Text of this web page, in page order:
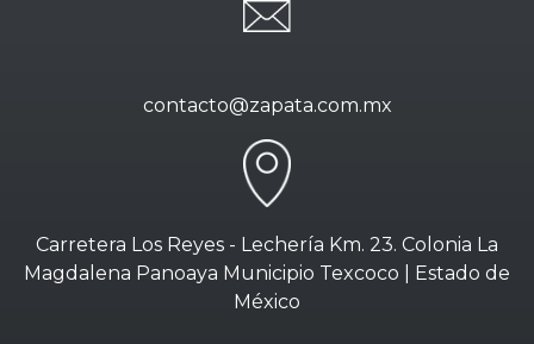
contacto@zapata.com.mx
Carretera Los Reyes - Lechería Km. 23. Colonia La
Magdalena Panoaya Municipio Texcoco | Estado de
México